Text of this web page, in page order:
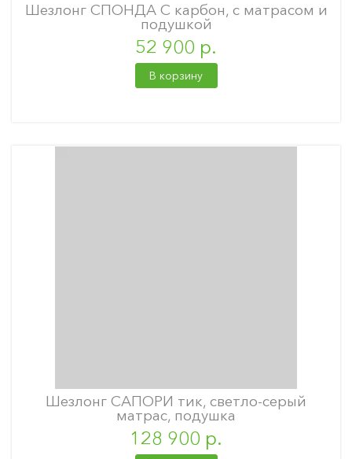
Шезлонг СПОНДА С карбон, с матрасом и
подушкой
52 900 р.
В корзину
Шезлонг САПОРИ тик, светло-серый
матрас, подушка
128 900 р.